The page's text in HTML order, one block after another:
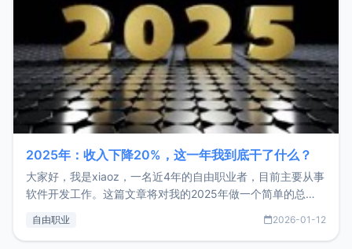
2025年：收入下降20%，这一年我到底干了什么？
大家好，我是xiaoz，一名近4年的自由职业者，目前主要从事
软件开发工作。这篇文章将对我的2025年做一个简单的总
收入下降20%，但却过得很充实，2026年不求突破，但求保
自由职业 2026-01-12